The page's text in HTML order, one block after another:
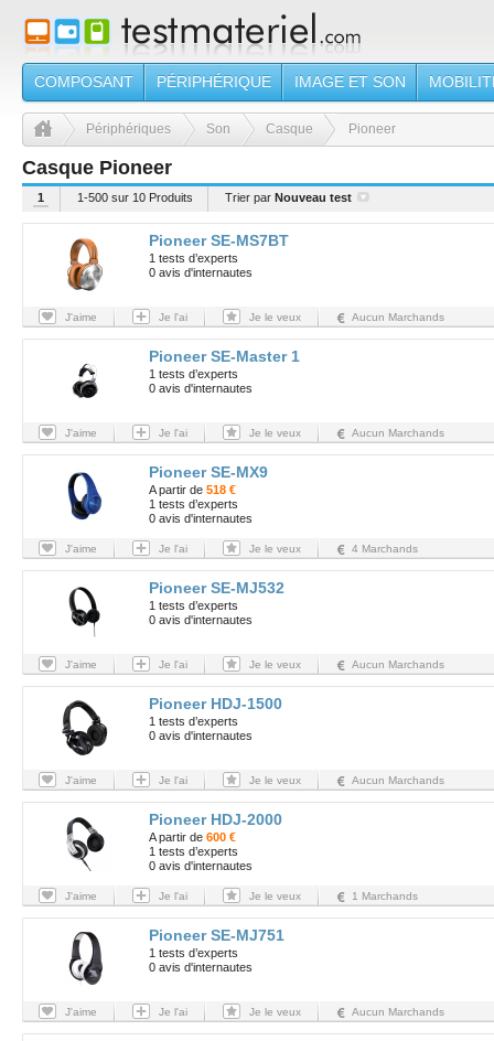
COMPOSANT PÉRIPHÉRIQUE IMAGE ET SON
Périphériques Son Casque Pioneer
Casque Pioneer
1 1-500 sur 10 Produits Trier par Nouveau test
Pioneer SE-MS7BT
1 tests d’experts
0 avis d'internautes
J'aime Je l'ai Je le veux Aucun Marchands
Pioneer SE-Master 1
1 tests d’experts
0 avis d'internautes
J'aime Je l'ai Je le veux Aucun Marchands
Pioneer SE-MX9
A partir de 518 €
1 tests d’experts
0 avis d'internautes
J'aime Je l'ai Je le veux 4 Marchands
Pioneer SE-MJ532
1 tests d’experts
0 avis d'internautes
J'aime Je l'ai Je le veux Aucun Marchands
Pioneer HDJ-1500
1 tests d’experts
0 avis d'internautes
J'aime Je l'ai Je le veux Aucun Marchands
Pioneer HDJ-2000
A partir de 600 €
1 tests d’experts
0 avis d'internautes
J'aime Je l'ai Je le veux 1 Marchands
Pioneer SE-MJ751
1 tests d’experts
0 avis d'internautes
J'aime Je l'ai Je le veux Aucun Marchands